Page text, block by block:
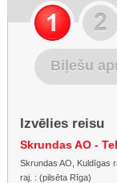
Biļešu
Izvēlies reisu
Skrundas AO -
Skrundas AO, Kuldīgas
raj. : (pilsēta Rīga)